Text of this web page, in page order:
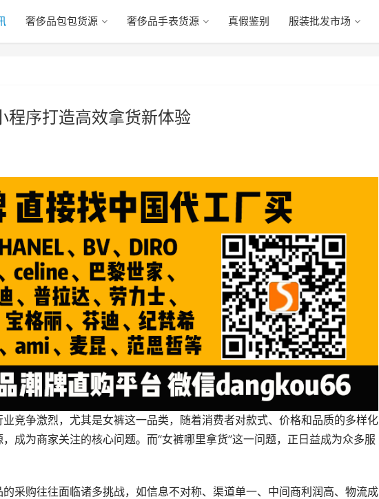
奢侈品包包货源 奢侈品手表货源 真假鉴别 服装批发市场
程序打造高效拿货新体验
竞争激烈，尤其是女裤这一品类，随着消费者对款式、价格和品质的多样化
成为商家关注的核心问题。而“女裤哪里拿货”这一问题，正日益成为众多服
采购往往面临诸多挑战，如信息不对称、渠道单一、中间商利润高、物流成